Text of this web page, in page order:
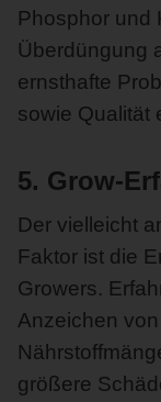
Phosphor und
Überdüngung
ernsthafte
sowie Qualität
5. Grow-
Der vielleicht
Faktor ist die
Growers.
Anzeichen
größere